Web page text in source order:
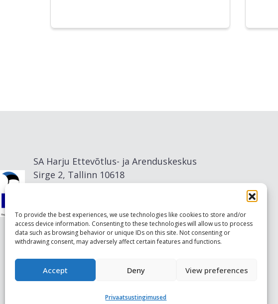
To provide the best experiences, we use technologies like cookies to store and/or
access device information. Consenting to these technologies will allow us to process
data such as browsing behavior or unique IDs on this site. Not consenting or
withdrawing consent, may adversely affect certain features and functions.
Accept Deny View preferences
Privaatsustingimused
SA Harju Ettevõtlus- ja Arenduskeskus
Sirge 2, Tallinn 10618